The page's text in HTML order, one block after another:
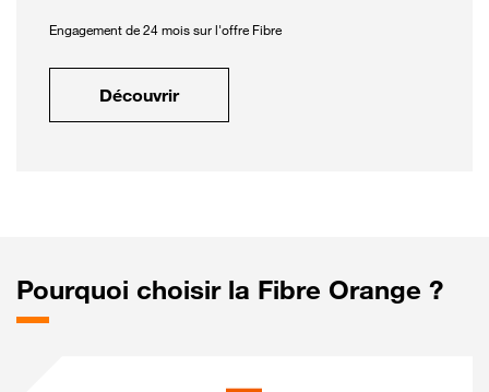
Engagement de 24 mois sur l'offre Fibre
Découvrir
Pourquoi choisir la Fibre Orange ?